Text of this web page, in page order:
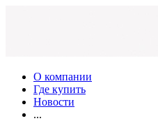
О компании
Где купить
Новости
...